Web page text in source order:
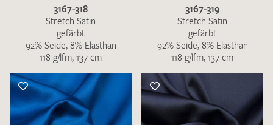
3167-318
Stretch Satin
gefärbt
92% Seide, 8% Elasthan
118 g/lfm, 137 cm
3167-319
Stretch Satin
gefärbt
92% Seide, 8% Elasthan
118 g/lfm, 137 cm